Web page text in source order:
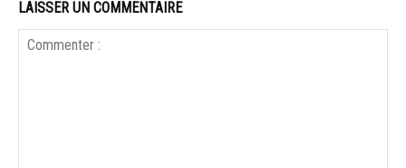
LAISSER UN COMMENTAIRE